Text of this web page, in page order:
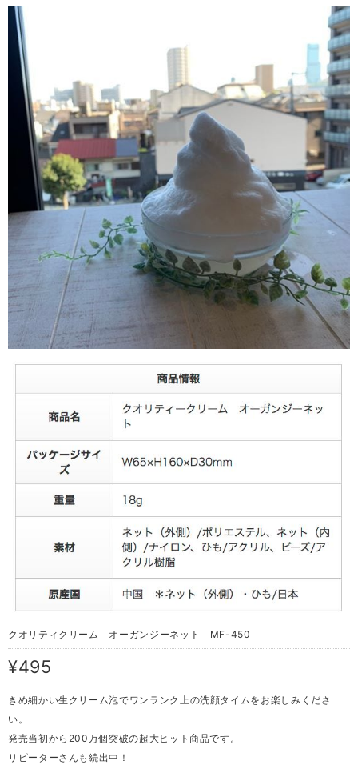
クオリティクリーム オーガンジーネット MF-450
¥495
きめ細かい生クリーム泡でワンランク上の洗顔タイムをお楽しみくださ
い。
発売当初から200万個突破の超大ヒット商品です。
リピーターさんも続出中！